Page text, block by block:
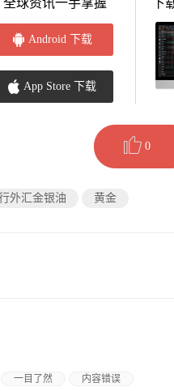
球资讯一手掌握
Android 下载
App Store 下载
下
0
外汇金银油 黄金
一目了然 内容错误